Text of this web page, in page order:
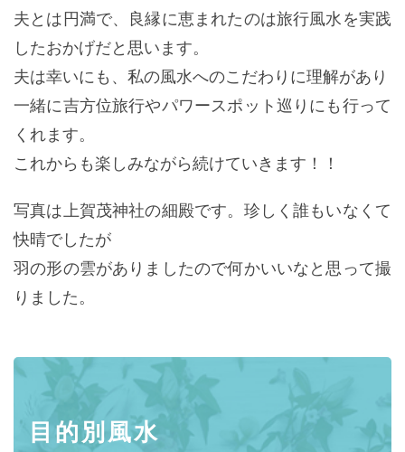
夫とは円満で、良縁に恵まれたのは旅行風水を実践
したおかげだと思います。
夫は幸いにも、私の風水へのこだわりに理解があり
一緒に吉方位旅行やパワースポット巡りにも行って
くれます。
これからも楽しみながら続けていきます！！
写真は上賀茂神社の細殿です。珍しく誰もいなくて
快晴でしたが
羽の形の雲がありましたので何かいいなと思って撮
りました。
目的別風水